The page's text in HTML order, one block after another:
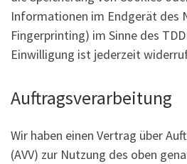
Informationen im Endgerät des
Fingerprinting) im Sinne des
Einwilligung ist jederzeit
Auftragsverarbeitung
Wir haben einen Vertrag über
(AVV) zur Nutzung des oben